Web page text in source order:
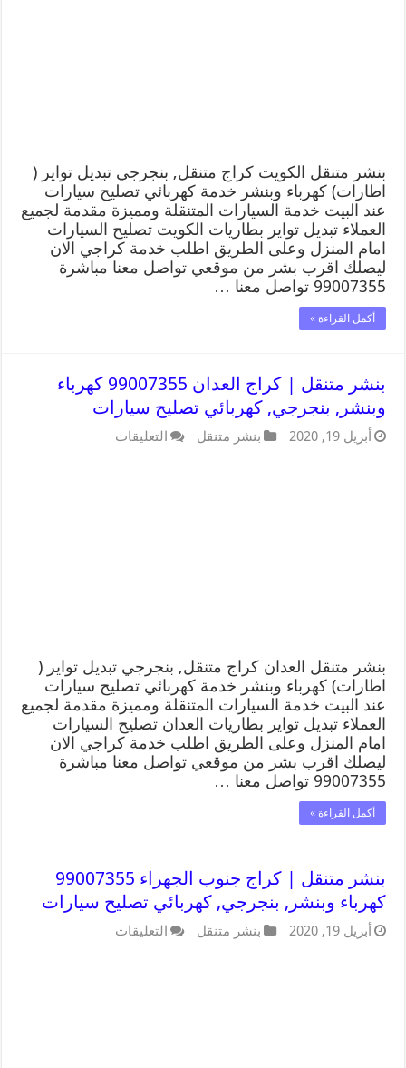
بنشر متنقل الكويت كراج متنقل, بنجرجي تبديل تواير (
اطارات) كهرباء وبنشر خدمة كهربائي تصليح سيارات
عند البيت خدمة السيارات المتنقلة ومميزة مقدمة لجميع
العملاء تبديل تواير بطاريات الكويت تصليح السيارات
امام المنزل وعلى الطريق اطلب خدمة كراجي الان
ليصلك اقرب بشر من موقعي تواصل معنا مباشرة
99007355 تواصل معنا …
أكمل القراءة »
بنشر متنقل | كراج العدان 99007355 كهرباء
وبنشر, بنجرجي, كهربائي تصليح سيارات
أبريل 19, 2020 بنشر متنقل التعليقات
بنشر متنقل العدان كراج متنقل, بنجرجي تبديل تواير (
اطارات) كهرباء وبنشر خدمة كهربائي تصليح سيارات
عند البيت خدمة السيارات المتنقلة ومميزة مقدمة لجميع
العملاء تبديل تواير بطاريات العدان تصليح السيارات
امام المنزل وعلى الطريق اطلب خدمة كراجي الان
ليصلك اقرب بشر من موقعي تواصل معنا مباشرة
99007355 تواصل معنا …
أكمل القراءة »
بنشر متنقل | كراج جنوب الجهراء 99007355
كهرباء وبنشر, بنجرجي, كهربائي تصليح سيارات
أبريل 19, 2020 بنشر متنقل التعليقات